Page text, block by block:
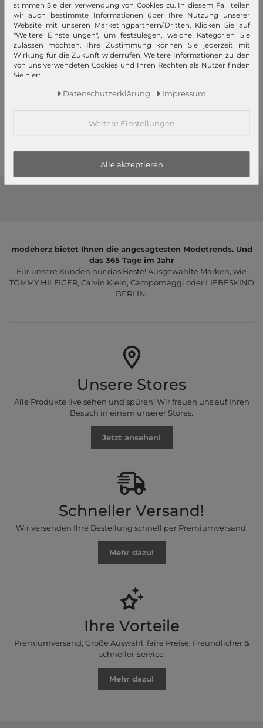
EASTPAK
Pinnacle Brize RetroDark
UVP95,00 €
EASTPAK
modeherz bietet Ihnen die angesagtesten Modetrends. Und
das 365 Tage im Jahr
Für unsere Kunden nur das Beste! Ausgewählte Marken, wie
TOMMY HILFIGER, Calvin Klein, Campomaggi oder LIEBESKIND
BERLIN.
Unsere Stores
Alle Produkte live sehen und spüren! Wir freuen uns auf Ihren
Besuch in einem unserer Stores.
Jetzt ansehen!
Schneller Versand!
Wir versenden Ihre Bestellung schnell per Premiumversand.
Mehr dazu!
Ihre Vorteile
Premiumversand, Große Auswahl, faire Preise, Freundlicher &
schneller Service
Mehr dazu!
stimmen Sie der Verwendung von Cookies zu. In diesem Fall teilen
wir auch bestimmte Informationen über Ihre Nutzung unserer
Website mit unseren Marketingpartnern/Dritten. Klicken Sie auf
"Weitere Einstellungen", um festzulegen, welche Kategorien Sie
zulassen möchten. Ihre Zustimmung können Sie jederzeit mit
Wirkung für die Zukunft widerrufen. Weitere Informationen zu den
von uns verwendeten Cookies und Ihren Rechten als Nutzer finden
Sie hier:
Daten­schutz­erklärung Impressum
Weitere Einstellungen
Alle akzeptieren